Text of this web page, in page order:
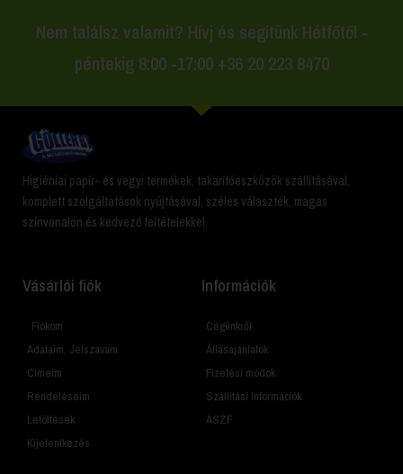
Nem találsz valamit? Hívj és segítünk Hétfőtől -
péntekig 8:00 -17:00 +36 20 223 8470
Higiéniai papír- és vegyi termékek, takarítóeszközök szállításával,
komplett szolgáltatások nyújtásával, széles választék, magas
színvonalon és kedvező feltételekkel.
Vásárlói fiók
Fiókom
Adataim, Jelszavam
Címeim
Rendeléseim
Letöltések
Kijelentkezés
Információk
Cégünkről
Állásajánlatok
Fizetési módok
Szállítási Információk
ÁSZF